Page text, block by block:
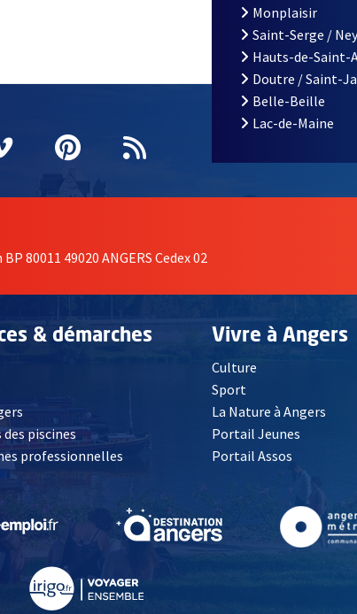
fenêtrefenêtre
une nouvelle fenêtre
Vimeo
, Ouvre une nouvelle fenêtre
Pinterest
, Ouvre une nouvelle
Flux RSS
Monplaisir
Saint-Serge /
Hauts-de-Saint-
Doutre / Saint-
Belle-Beille
Lac-de-Maine
80011 49020 ANGERS Cedex 02
& démarches
, Ouvre une nouvelle fenêtre
piscines
professionnelles
Vivre à Angers
Culture
Sport
La Nature à Angers
Portail Jeunes
Portail Assos
fenêtre , Ouvre une nouvelle fenêtre , Ouvre une nouvelle